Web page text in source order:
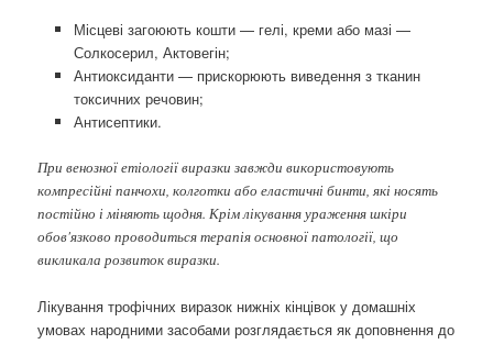
Місцеві загоюють кошти — гелі, креми або мазі —
Солкосерил, Актовегін;
Антиоксиданти — прискорюють виведення з тканин
токсичних речовин;
Антисептики.
При венозної етіології виразки завжди використовують
компресійні панчохи, колготки або еластичні бинти, які носять
постійно і міняють щодня. Крім лікування ураження шкіри
обов'язково проводиться терапія основної патології, що
викликала розвиток виразки.
Лікування трофічних виразок нижніх кінцівок у домашніх
умовах народними засобами розглядається як доповнення до